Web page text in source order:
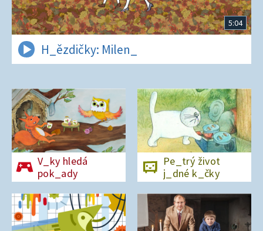
5:04
H_ězdičky: Milen_
V_ky hledá
pok_ady
Pe_trý život
j_dné k_čky